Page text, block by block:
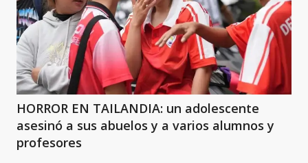
HORROR EN TAILANDIA: un adolescente
asesinó a sus abuelos y a varios alumnos y
profesores